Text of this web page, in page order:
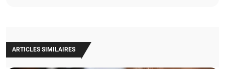
ARTICLES SIMILAIRES